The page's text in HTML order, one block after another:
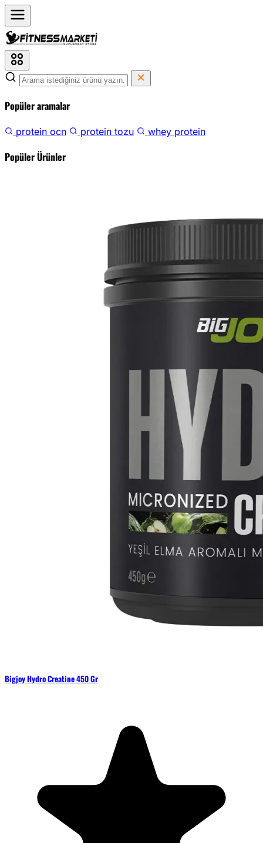
Popüler aramalar
protein ocn protein tozu whey protein
Popüler Ürünler
Bigjoy Hydro Creatine 450 Gr